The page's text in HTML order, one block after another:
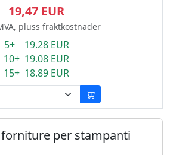
19,47 EUR
pluss fraktkostnader
5+ 19.28 EUR
10+ 19.08 EUR
15+ 18.89 EUR
per stampanti